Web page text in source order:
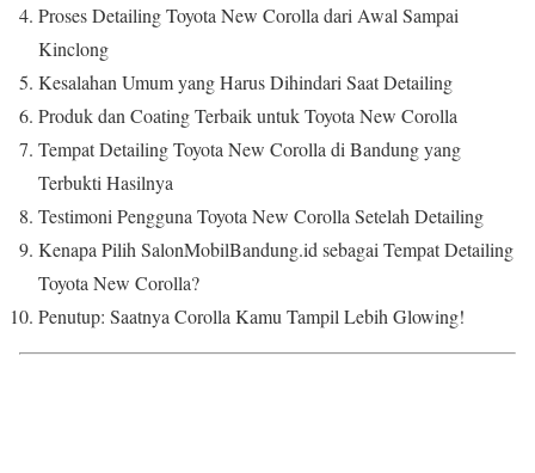
Proses Detailing Toyota New Corolla dari Awal Sampai
Kinclong
Kesalahan Umum yang Harus Dihindari Saat Detailing
Produk dan Coating Terbaik untuk Toyota New Corolla
Tempat Detailing Toyota New Corolla di Bandung yang
Terbukti Hasilnya
Testimoni Pengguna Toyota New Corolla Setelah Detailing
Kenapa Pilih SalonMobilBandung.id sebagai Tempat Detailing
Toyota New Corolla?
Penutup: Saatnya Corolla Kamu Tampil Lebih Glowing!